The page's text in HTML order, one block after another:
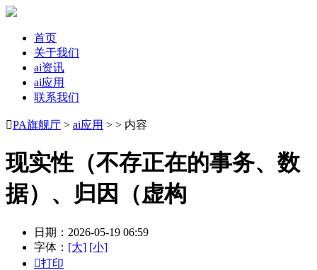
首页
关于我们
ai资讯
ai应用
联系我们
PA旗舰厅 > ai应用 > > 内容
现实性（不存正在的事务、数
据）、归因（虚构
日期：2026-05-19 06:59
字体： [大] [小]
打印